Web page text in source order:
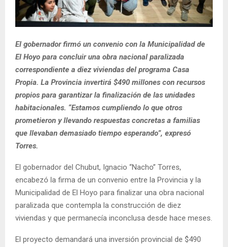
El gobernador firmó un convenio con la Municipalidad de
El Hoyo para concluir una obra nacional paralizada
correspondiente a diez viviendas del programa Casa
Propia. La Provincia invertirá $490 millones con recursos
propios para garantizar la finalización de las unidades
habitacionales. “Estamos cumpliendo lo que otros
prometieron y llevando respuestas concretas a familias
que llevaban demasiado tiempo esperando”, expresó
Torres.
El gobernador del Chubut, Ignacio “Nacho” Torres,
encabezó la firma de un convenio entre la Provincia y la
Municipalidad de El Hoyo para finalizar una obra nacional
paralizada que contempla la construcción de diez
viviendas y que permanecía inconclusa desde hace meses.
El proyecto demandará una inversión provincial de $490